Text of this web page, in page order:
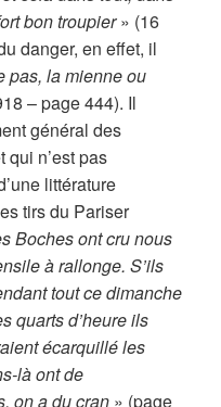
bon troupier» (16
danger, en effet, il
pas, la mienne ou
– page 444). Il
général des
qui n’est pas
littérature
tirs du Pariser
Boches ont cru nous
à rallonge. S’ils
tout ce dimanche
quarts d’heure ils
écarquillé les
là ont de
on a du cran » (page